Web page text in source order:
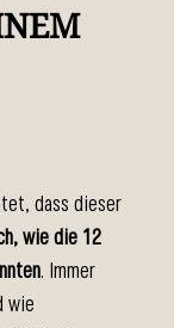
dass dieser
wie die 12
. Immer
wie